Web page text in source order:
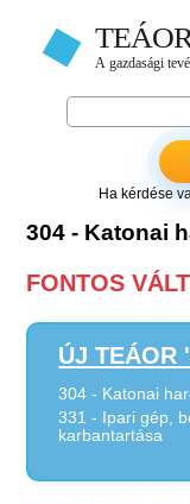
Ha kérdése
304 - Katonai
FONTOS
ÚJ TEÁOR
304 - Katonai
331 - Ipari gép,
karbantartása